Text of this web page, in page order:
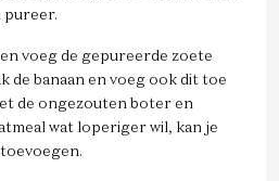
pureer.
voeg de gepureerde zoete
de banaan en voeg ook dit toe
de ongezouten boter en
wat loperiger wil, kan je